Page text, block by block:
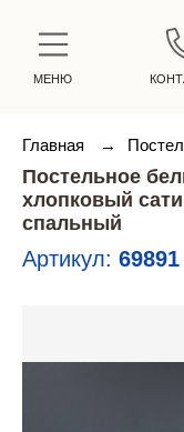
МЕНЮ
Главная →
Постельное
хлопковый
спальный
Артикул: 69891